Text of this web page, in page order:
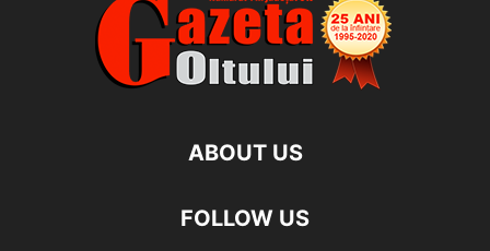
ABOUT US
FOLLOW US